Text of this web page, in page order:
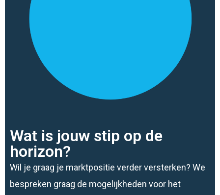
Wat is jouw stip op de
horizon?
Wil je graag je marktpositie verder versterken? We
bespreken graag de mogelijkheden voor het